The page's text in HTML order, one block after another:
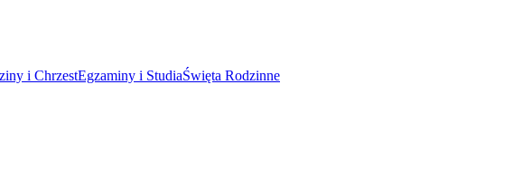
i ChrzestEgzaminy i StudiaŚwięta Rodzinne